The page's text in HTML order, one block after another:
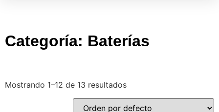
Categoría: Baterías
Mostrando 1–12 de 13 resultados